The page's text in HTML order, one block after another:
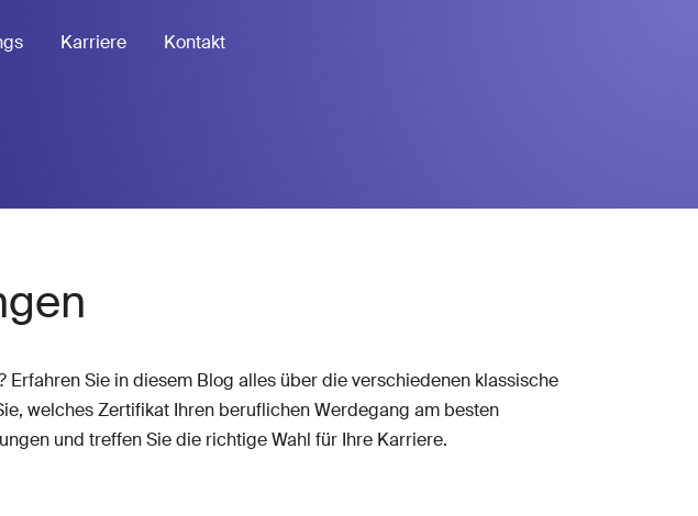
Karriere Kontakt
Sie in diesem Blog alles über die verschiedenen klassische
welches Zertifikat Ihren beruflichen Werdegang am besten
und treffen Sie die richtige Wahl für Ihre Karriere.